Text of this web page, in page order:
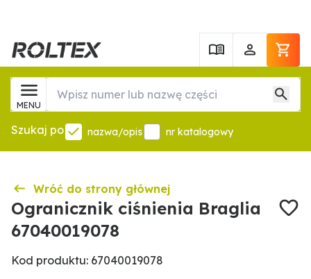
MENU
Szukaj po nazwa/opis nr katalogowy
Wróć do strony głównej
Ogranicznik ciśnienia Braglia
67040019078
Kod produktu: 67040019078